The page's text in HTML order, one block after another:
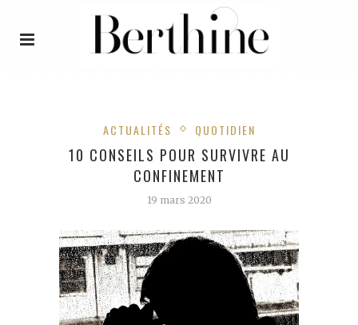
ACTUALITÉS QUOTIDIEN
10 CONSEILS POUR SURVIVRE AU
CONFINEMENT
19 mars 2020